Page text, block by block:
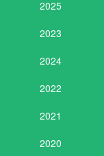
2025
2023
2024
2022
2021
2020